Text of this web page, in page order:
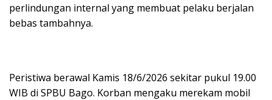
perlindungan internal yang membuat pelaku berjalan
bebas tambahnya.
Peristiwa berawal Kamis 18/6/2026 sekitar pukul 19.00
WIB di SPBU Bago. Korban mengaku merekam mobil